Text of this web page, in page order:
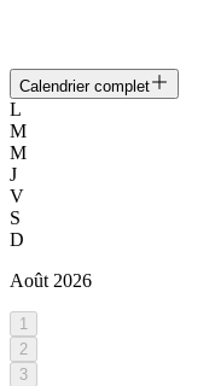
Calendrier complet
L
M
M
J
V
S
D
Août 2026
1
2
3